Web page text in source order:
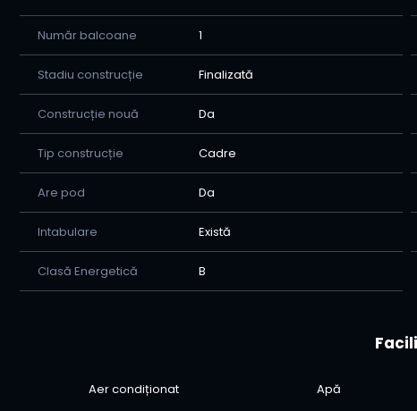
Număr balcoane 1
Stadiu construcție Finalizată
Construcție nouă Da
Tip construcție Cadre
Are pod Da
Intabulare Există
Clasă Energetică B
Aer condiționat Apă